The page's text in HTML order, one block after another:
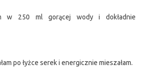
w 250 ml gorącej wody i dokładnie
po łyżce serek i energicznie mieszałam.